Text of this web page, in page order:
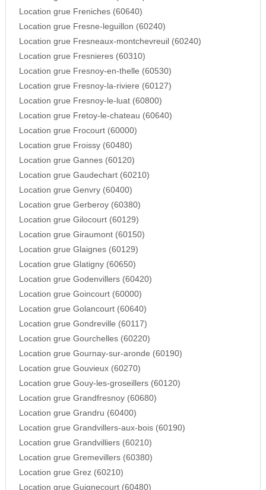
Location grue Freniches (60640)
Location grue Fresne-leguillon (60240)
Location grue Fresneaux-montchevreuil (60240)
Location grue Fresnieres (60310)
Location grue Fresnoy-en-thelle (60530)
Location grue Fresnoy-la-riviere (60127)
Location grue Fresnoy-le-luat (60800)
Location grue Fretoy-le-chateau (60640)
Location grue Frocourt (60000)
Location grue Froissy (60480)
Location grue Gannes (60120)
Location grue Gaudechart (60210)
Location grue Genvry (60400)
Location grue Gerberoy (60380)
Location grue Gilocourt (60129)
Location grue Giraumont (60150)
Location grue Glaignes (60129)
Location grue Glatigny (60650)
Location grue Godenvillers (60420)
Location grue Goincourt (60000)
Location grue Golancourt (60640)
Location grue Gondreville (60117)
Location grue Gourchelles (60220)
Location grue Gournay-sur-aronde (60190)
Location grue Gouvieux (60270)
Location grue Gouy-les-groseillers (60120)
Location grue Grandfresnoy (60680)
Location grue Grandru (60400)
Location grue Grandvillers-aux-bois (60190)
Location grue Grandvilliers (60210)
Location grue Gremevillers (60380)
Location grue Grez (60210)
Location grue Guignecourt (60480)